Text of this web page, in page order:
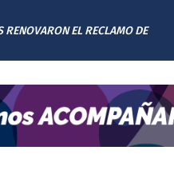
RENOVARON EL RECLAMO DE